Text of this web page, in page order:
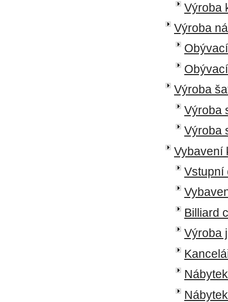
Výroba
Výroba
Výroba
Výroba
Výroba
Vybavení
Vstupní
Billiard
Výroba